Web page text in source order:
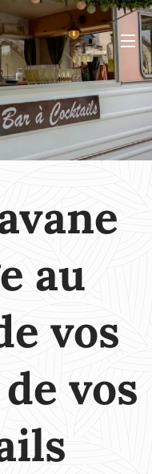
au
vos
vos